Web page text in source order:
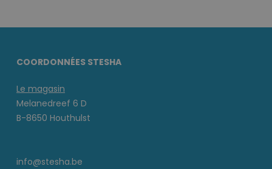
COORDONNÉES STESHA
Le magasin
Melanedreef 6 D
B-8650 Houthulst
info@stesha.be